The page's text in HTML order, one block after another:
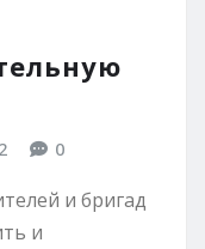
0
и бригад
и